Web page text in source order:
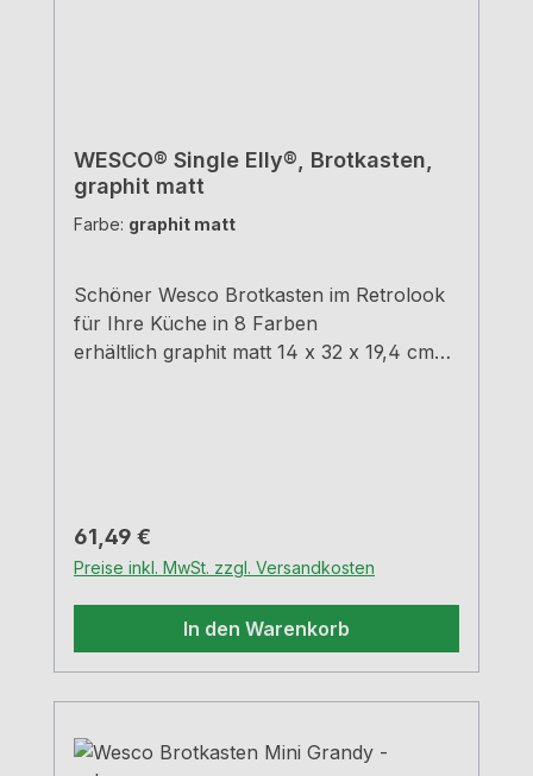
WESCO® Single Elly®, Brotkasten,
graphit matt
Farbe: graphit matt
Schöner Wesco Brotkasten im Retrolook
für Ihre Küche in 8 Farben
erhältlich graphit matt 14 x 32 x 19,4 cm
Regulärer Preis:
61,49 €
Preise inkl. MwSt. zzgl. Versandkosten
In den Warenkorb